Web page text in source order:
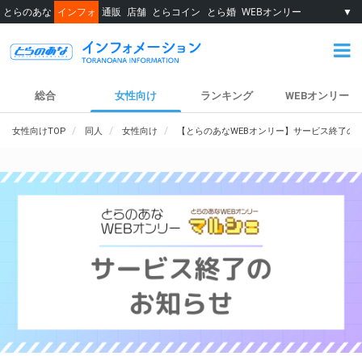
とらのあな インフォ 通販 店舗 とらコイン とら婚 WEBオンリー ▼
総合 女性向け ランキング WEBオンリー
女性向けTOP 同人 女性向け 【とらのあなWEBオンリー】サービス終了の